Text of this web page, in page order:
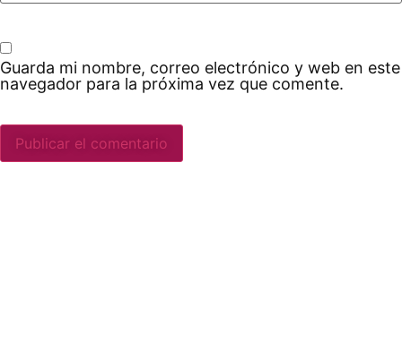
Guarda mi nombre, correo electrónico y web en este
navegador para la próxima vez que comente.